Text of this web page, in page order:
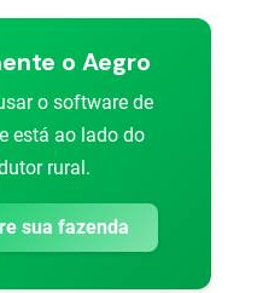
o Aegro
o software de
está ao lado do
rural.
sua fazenda